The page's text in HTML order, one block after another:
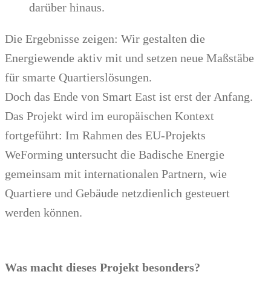
darüber hinaus.
Die Ergebnisse zeigen: Wir gestalten die
Energiewende aktiv mit und setzen neue Maßstäbe
für smarte Quartierslösungen.
Doch das Ende von Smart East ist erst der Anfang.
Das Projekt wird im europäischen Kontext
fortgeführt: Im Rahmen des EU-Projekts
WeForming untersucht die Badische Energie
gemeinsam mit internationalen Partnern, wie
Quartiere und Gebäude netzdienlich gesteuert
werden können.
Was macht dieses Projekt besonders?